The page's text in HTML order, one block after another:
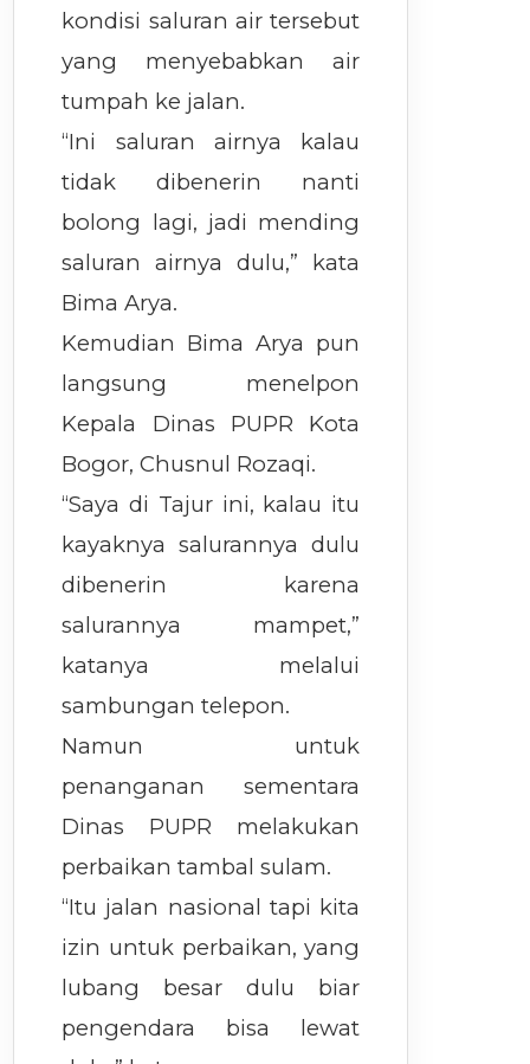
kondisi saluran air tersebut
yang menyebabkan air
tumpah ke jalan.
“Ini saluran airnya kalau
tidak dibenerin nanti
bolong lagi, jadi mending
saluran airnya dulu,” kata
Bima Arya.
Kemudian Bima Arya pun
langsung menelpon
Kepala Dinas PUPR Kota
Bogor, Chusnul Rozaqi.
“Saya di Tajur ini, kalau itu
kayaknya salurannya dulu
dibenerin karena
salurannya mampet,”
katanya melalui
sambungan telepon.
Namun untuk
penanganan sementara
Dinas PUPR melakukan
perbaikan tambal sulam.
“Itu jalan nasional tapi kita
izin untuk perbaikan, yang
lubang besar dulu biar
pengendara bisa lewat